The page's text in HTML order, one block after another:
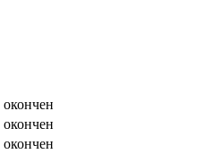
окончен
окончен
окончен